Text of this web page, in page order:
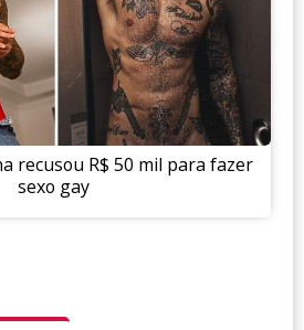
recusou R$ 50 mil para fazer
sexo gay